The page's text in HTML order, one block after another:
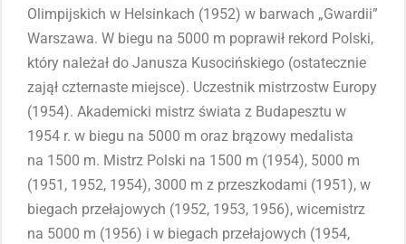
Olimpijskich w Helsinkach (1952) w barwach „Gwardii”
Warszawa. W biegu na 5000 m poprawił rekord Polski,
który należał do Janusza Kusocińskiego (ostatecznie
zajął czternaste miejsce). Uczestnik mistrzostw Europy
(1954). Akademicki mistrz świata z Budapesztu w
1954 r. w biegu na 5000 m oraz brązowy medalista
na 1500 m. Mistrz Polski na 1500 m (1954), 5000 m
(1951, 1952, 1954), 3000 m z przeszkodami (1951), w
biegach przełajowych (1952, 1953, 1956), wicemistrz
na 5000 m (1956) i w biegach przełajowych (1954,